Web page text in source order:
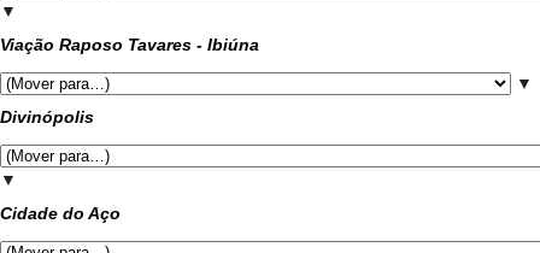
▼
Viação Raposo Tavares - Ibiúna
▼
Divinópolis
▼
Cidade do Aço